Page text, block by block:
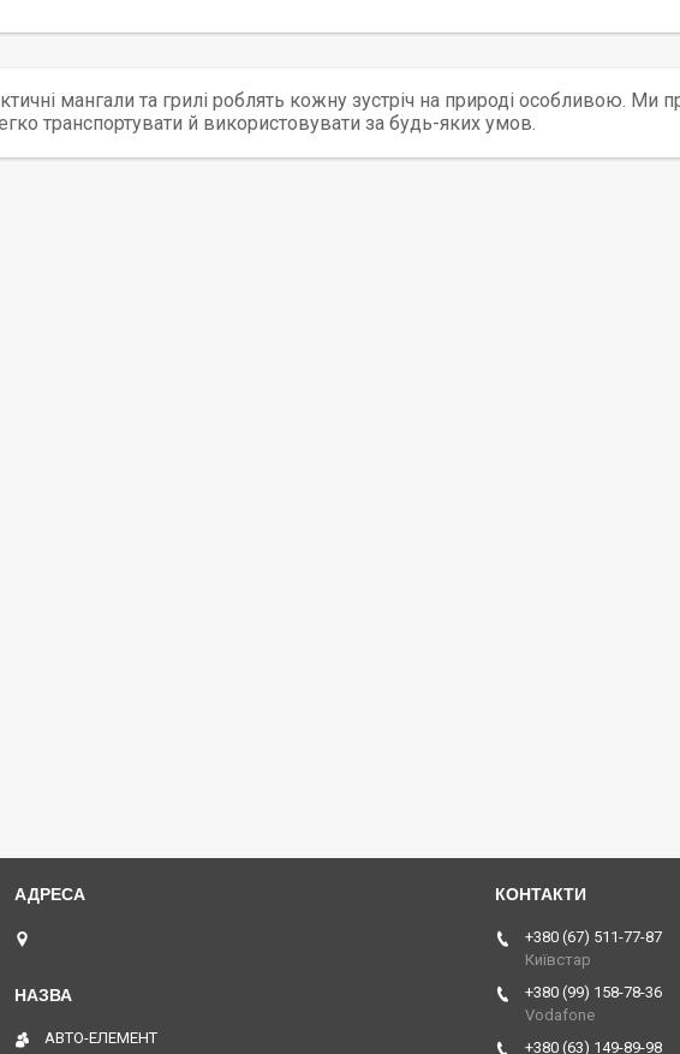
мангали та грилі роблять кожну зустріч на природі особливою. Ми
транспортувати й використовувати за будь-яких умов.
АВТО-ЕЛЕМЕНТ
+380 (67) 511-77-87
Київстар
+380 (99) 158-78-36
Vodafone
+380 (63) 149-89-98